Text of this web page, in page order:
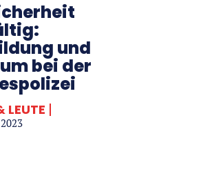
und
bei der
LEUTE